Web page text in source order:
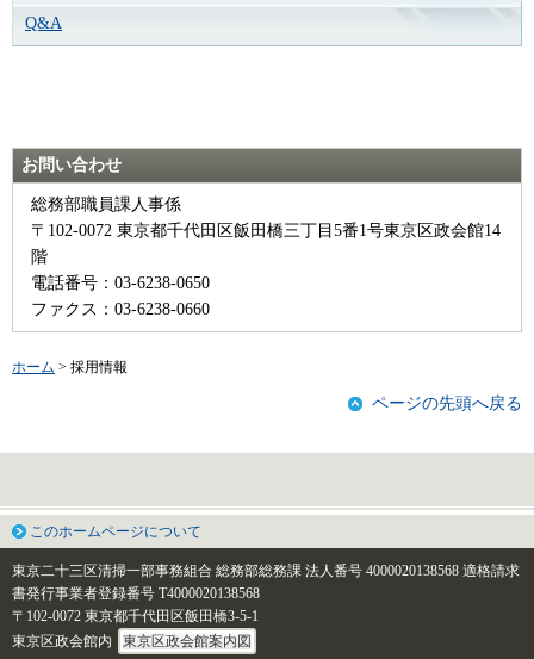
Q&A
お問い合わせ
総務部職員課人事係
〒102-0072 東京都千代田区飯田橋三丁目5番1号東京区政会館14
階
電話番号：03-6238-0650
ファクス：03-6238-0660
ホーム > 採用情報
ページの先頭へ戻る
このホームページについて
東京二十三区清掃一部事務組合 総務部総務課 法人番号 4000020138568 適格請求
書発行事業者登録番号 T4000020138568
〒102-0072 東京都千代田区飯田橋3-5-1
東京区政会館内
東京区政会館案内図